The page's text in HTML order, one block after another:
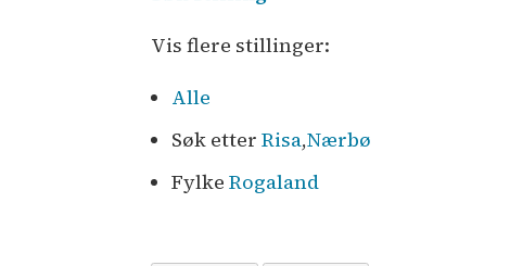
Vis flere stillinger:
Alle
Søk etter Risa,Nærbø
FylkeRogaland